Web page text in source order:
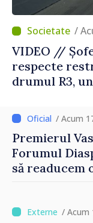
/
VIDEO //
respecte
drumul R3,
/ Acum
Premierul
Forumul
să readucem
direcția
/ Acum